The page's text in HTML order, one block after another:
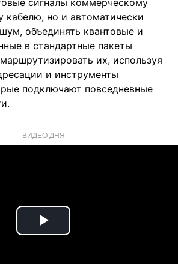
сигналы коммерческому
кабелю, но и автоматически
объединять квантовые и
в стандартные пакеты
их, используя
и инструменты
подключают повседневные
ВИДЕО ДНЯ
Play